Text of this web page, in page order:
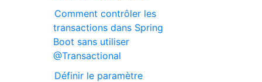
Comment contrôler les
transactions dans Spring
Boot sans utiliser
@Transactional
Définir le paramètre